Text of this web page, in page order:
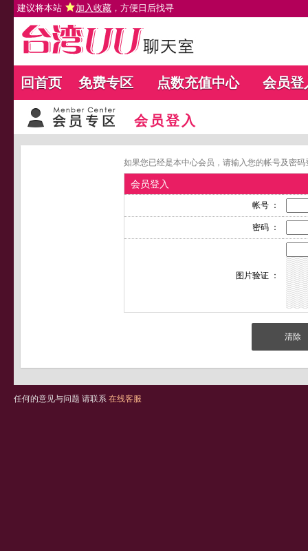
建议将本站 加入收藏 ，方便日后找寻
回首页 免费专区 点数充值中心 会员登
会员登入
如果您已经是本中心会员，请输入您的帐号及密
会员登入
帐号 ：
密码 ：
图片验证 ：
任何的意见与问题 请联系 在线客服